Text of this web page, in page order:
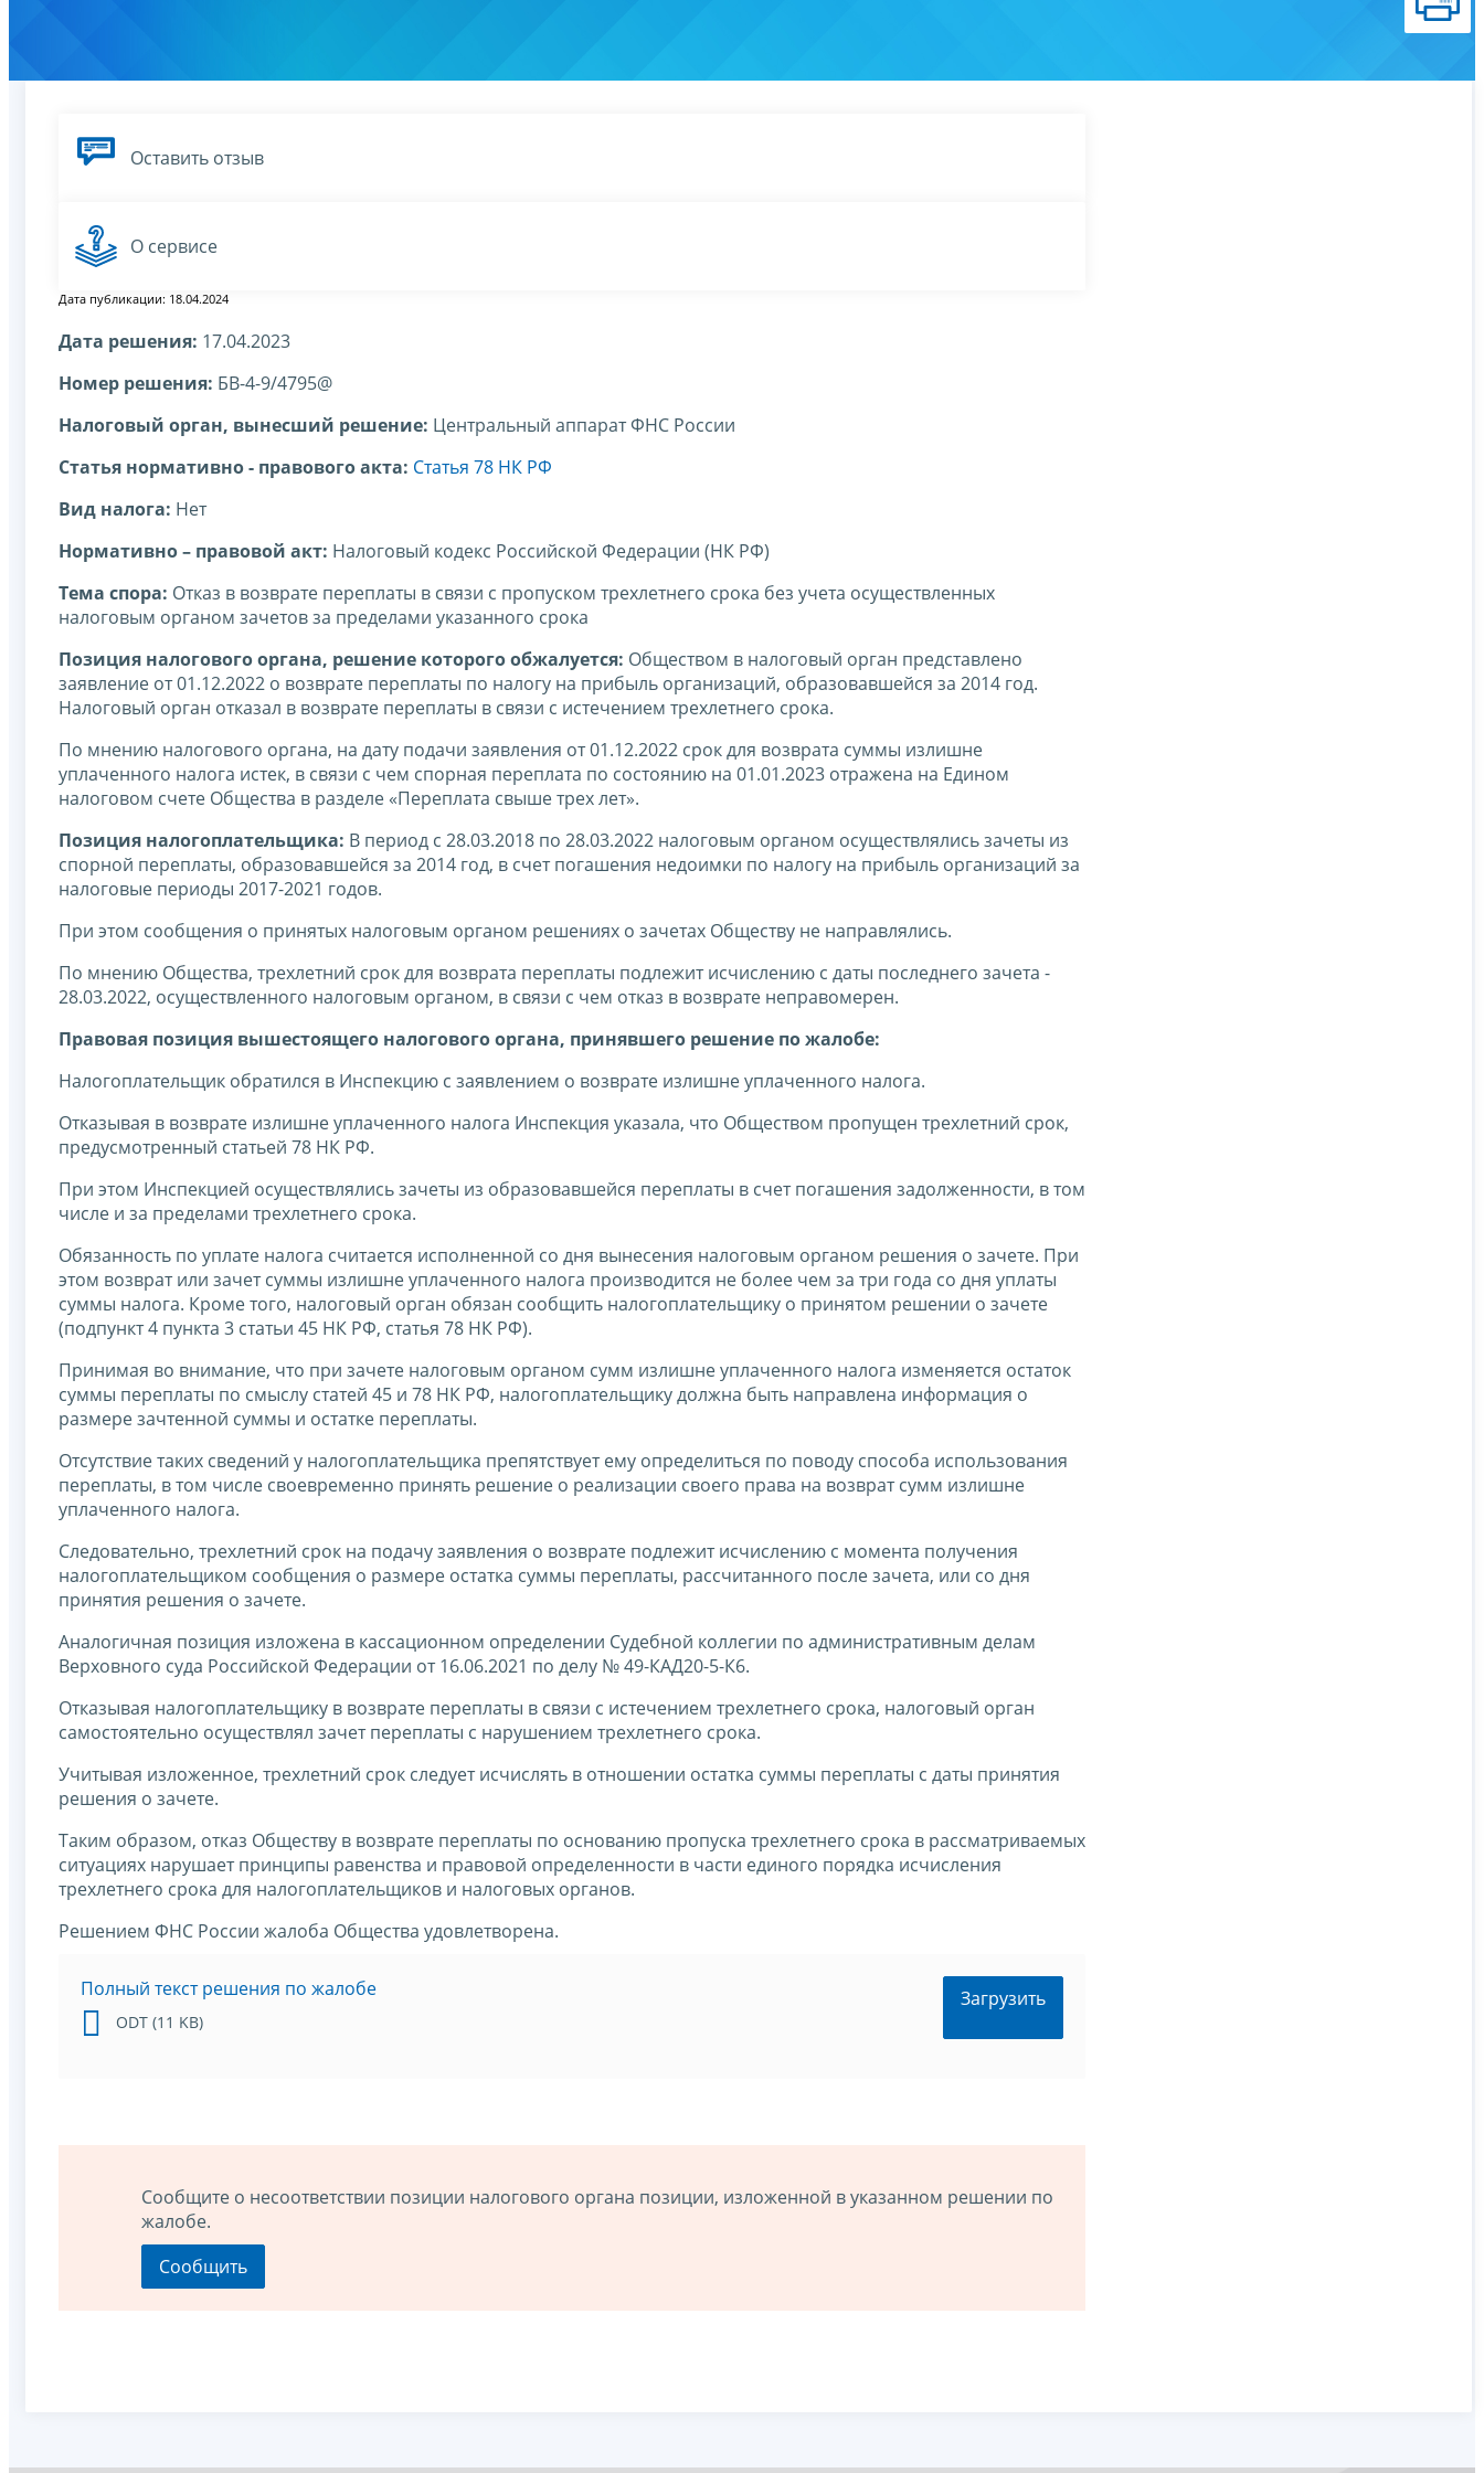
Оставить отзыв
О сервисе
Дата публикации: 18.04.2024
Дата решения: 17.04.2023
Номер решения: БВ-4-9/4795@
Налоговый орган, вынесший решение: Центральный аппарат ФНС России
Статья нормативно - правового акта: Статья 78 НК РФ
Вид налога: Нет
Нормативно – правовой акт: Налоговый кодекс Российской Федерации (НК РФ)
Тема спора: Отказ в возврате переплаты в связи с пропуском трехлетнего срока без учета осуществленных
налоговым органом зачетов за пределами указанного срока
Позиция налогового органа, решение которого обжалуется: Обществом в налоговый орган представлено
заявление от 01.12.2022 о возврате переплаты по налогу на прибыль организаций, образовавшейся за 2014 год.
Налоговый орган отказал в возврате переплаты в связи с истечением трехлетнего срока.
По мнению налогового органа, на дату подачи заявления от 01.12.2022 срок для возврата суммы излишне
уплаченного налога истек, в связи с чем спорная переплата по состоянию на 01.01.2023 отражена на Едином
налоговом счете Общества в разделе «Переплата свыше трех лет».
Позиция налогоплательщика: В период с 28.03.2018 по 28.03.2022 налоговым органом осуществлялись зачеты из
спорной переплаты, образовавшейся за 2014 год, в счет погашения недоимки по налогу на прибыль организаций за
налоговые периоды 2017-2021 годов.
При этом сообщения о принятых налоговым органом решениях о зачетах Обществу не направлялись.
По мнению Общества, трехлетний срок для возврата переплаты подлежит исчислению с даты последнего зачета -
28.03.2022, осуществленного налоговым органом, в связи с чем отказ в возврате неправомерен.
Правовая позиция вышестоящего налогового органа, принявшего решение по жалобе:
Налогоплательщик обратился в Инспекцию с заявлением о возврате излишне уплаченного налога.
Отказывая в возврате излишне уплаченного налога Инспекция указала, что Обществом пропущен трехлетний срок,
предусмотренный статьей 78 НК РФ.
При этом Инспекцией осуществлялись зачеты из образовавшейся переплаты в счет погашения задолженности, в том
числе и за пределами трехлетнего срока.
Обязанность по уплате налога считается исполненной со дня вынесения налоговым органом решения о зачете. При
этом возврат или зачет суммы излишне уплаченного налога производится не более чем за три года со дня уплаты
суммы налога. Кроме того, налоговый орган обязан сообщить налогоплательщику о принятом решении о зачете
(подпункт 4 пункта 3 статьи 45 НК РФ, статья 78 НК РФ).
Принимая во внимание, что при зачете налоговым органом сумм излишне уплаченного налога изменяется остаток
суммы переплаты по смыслу статей 45 и 78 НК РФ, налогоплательщику должна быть направлена информация о
размере зачтенной суммы и остатке переплаты.
Отсутствие таких сведений у налогоплательщика препятствует ему определиться по поводу способа использования
переплаты, в том числе своевременно принять решение о реализации своего права на возврат сумм излишне
уплаченного налога.
Следовательно, трехлетний срок на подачу заявления о возврате подлежит исчислению с момента получения
налогоплательщиком сообщения о размере остатка суммы переплаты, рассчитанного после зачета, или со дня
принятия решения о зачете.
Аналогичная позиция изложена в кассационном определении Судебной коллегии по административным делам
Верховного суда Российской Федерации от 16.06.2021 по делу № 49-КАД20-5-К6.
Отказывая налогоплательщику в возврате переплаты в связи с истечением трехлетнего срока, налоговый орган
самостоятельно осуществлял зачет переплаты с нарушением трехлетнего срока.
Учитывая изложенное, трехлетний срок следует исчислять в отношении остатка суммы переплаты с даты принятия
решения о зачете.
Таким образом, отказ Обществу в возврате переплаты по основанию пропуска трехлетнего срока в рассматриваемых
ситуациях нарушает принципы равенства и правовой определенности в части единого порядка исчисления
трехлетнего срока для налогоплательщиков и налоговых органов.
Решением ФНС России жалоба Общества удовлетворена.
Полный текст решения по жалобе
ODT (11 KB)
Загрузить
Сообщите о несоответствии позиции налогового органа позиции, изложенной в указанном решении по
жалобе.